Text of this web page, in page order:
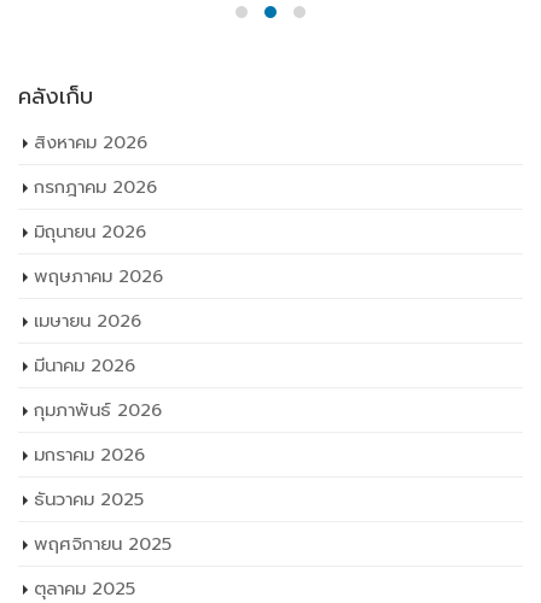
คลังเก็บ
สิงหาคม 2026
กรกฎาคม 2026
มิถุนายน 2026
พฤษภาคม 2026
เมษายน 2026
มีนาคม 2026
กุมภาพันธ์ 2026
มกราคม 2026
ธันวาคม 2025
พฤศจิกายน 2025
ตุลาคม 2025